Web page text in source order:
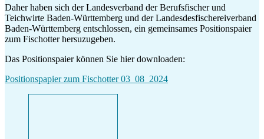
Daher haben sich der Landesverband der Berufsfischer und
Teichwirte Baden-Württemberg und der Landesdesfischereiverband
Baden-Württemberg entschlossen, ein gemeinsames Positionspaier
zum Fischotter hersuzugeben.
Das Positionspaier können Sie hier downloaden:
Positionspapier zum Fischotter 03_08_2024